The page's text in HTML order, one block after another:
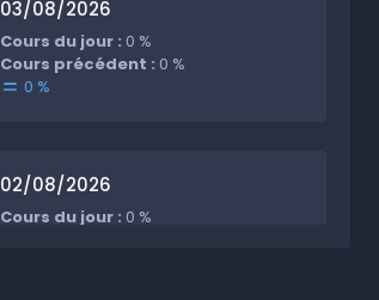
03/08/2026
Cours du jour : 0 %
Cours précédent : 0 %
0 %
02/08/2026
Cours du jour : 0 %